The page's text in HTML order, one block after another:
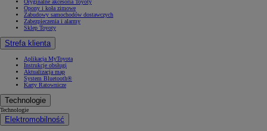
Oryginalne akcesoria Toyoty
Opony i koła zimowe
Zabudowy samochodów dostawczych
Zabezpieczenia i alarmy
Sklep Toyoty
Strefa klienta
Aplikacja MyToyota
Instrukcje obsługi
Aktualizacja map
System Bluetooth®
Karty Ratownicze
Technologie
Technologie
Elektromobilność